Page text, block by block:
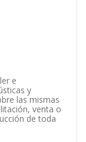
e
y
las mismas
venta o
de toda